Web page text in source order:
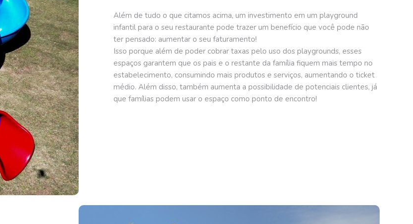
Além de tudo o que citamos acima, um investimento em um playground
infantil para o seu restaurante pode trazer um benefício que você pode não
ter pensado: aumentar o seu faturamento!
Isso porque além de poder cobrar taxas pelo uso dos playgrounds, esses
espaços garantem que os pais e o restante da família fiquem mais tempo no
estabelecimento, consumindo mais produtos e serviços, aumentando o ticket
médio. Além disso, também aumenta a possibilidade de potenciais clientes, já
que famílias podem usar o espaço como ponto de encontro!